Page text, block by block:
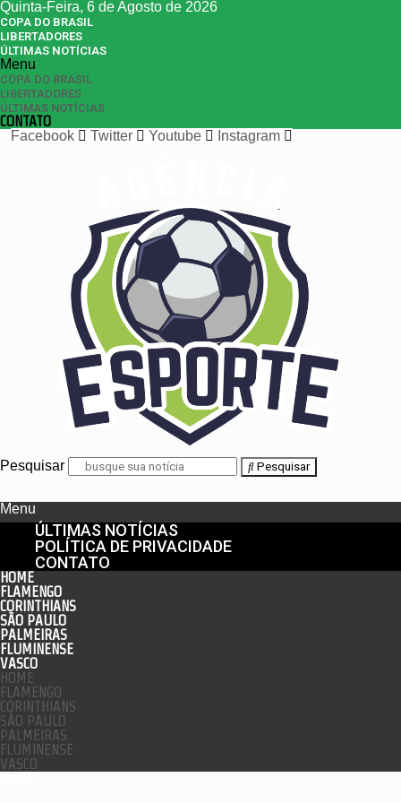
Quinta-Feira, 6 de Agosto de 2026
COPA DO BRASIL
LIBERTADORES
ÚLTIMAS NOTÍCIAS
Menu
COPA DO BRASIL
LIBERTADORES
ÚLTIMAS NOTÍCIAS
CONTATO
Facebook
Twitter Youtube Instagram
Pesquisar Pesquisar
Menu
ÚLTIMAS NOTÍCIAS
POLÍTICA DE PRIVACIDADE
CONTATO
HOME
FLAMENGO
CORINTHIANS
SÃO PAULO
PALMEIRAS
FLUMINENSE
VASCO
HOME
FLAMENGO
CORINTHIANS
SÃO PAULO
PALMEIRAS
FLUMINENSE
VASCO